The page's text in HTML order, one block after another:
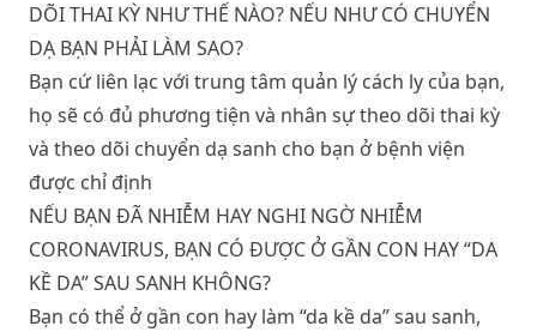
DÕI THAI KỲ NHƯ THẾ NÀO? NẾU NHƯ CÓ CHUYỂN
DẠ BẠN PHẢI LÀM SAO?
Bạn cứ liên lạc với trung tâm quản lý cách ly của bạn,
họ sẽ có đủ phương tiện và nhân sự theo dõi thai kỳ
và theo dõi chuyển dạ sanh cho bạn ở bệnh viện
được chỉ định
NẾU BẠN ĐÃ NHIỄM HAY NGHI NGỜ NHIỄM
CORONAVIRUS, BẠN CÓ ĐƯỢC Ở GẦN CON HAY “DA
KỀ DA” SAU SANH KHÔNG?
Bạn có thể ở gần con hay làm “da kề da” sau sanh,